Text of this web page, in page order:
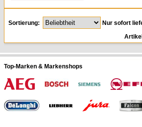
Sortierung:
Nur sofort
Top-Marken & Markenshops